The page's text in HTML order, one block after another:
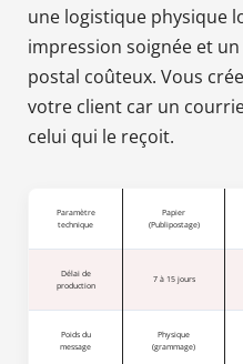
une logistique physique
impression soignée et
postal coûteux. Vous
votre client car un
celui qui le reçoit.
Paramètre
technique
Papier
(Publipostage)
Délai de
production
7 à 15 jours
Poids du
message
Physique
(grammage)